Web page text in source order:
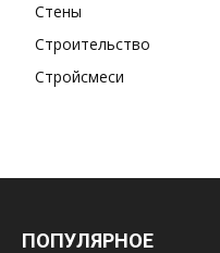
Стены
Строительство
Стройсмеси
ПОПУЛЯРНОЕ